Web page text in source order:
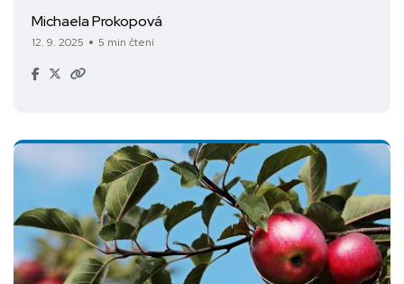
Michaela Prokopová
12. 9. 2025 5 min čtení